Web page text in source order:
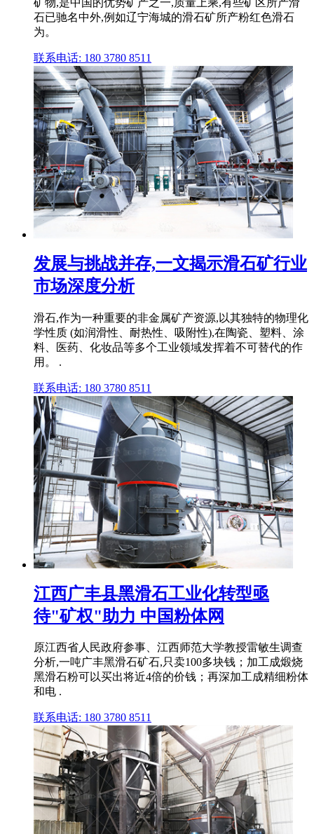
石已驰名中外,例如辽宁海城的滑石矿所产粉红色滑石
为。
联系电话: 180 3780 8511
发展与挑战并存,一文揭示滑石矿行业
市场深度分析
滑石,作为一种重要的非金属矿产资源,以其独特的物理化
学性质 (如润滑性、耐热性、吸附性),在陶瓷、塑料、涂
料、医药、化妆品等多个工业领域发挥着不可替代的作
用。 .
联系电话: 180 3780 8511
江西广丰县黑滑石工业化转型亟
待"矿权"助力 中国粉体网
原江西省人民政府参事、江西师范大学教授雷敏生调查
分析,一吨广丰黑滑石矿石,只卖100多块钱；加工成煅烧
黑滑石粉可以买出将近4倍的价钱；再深加工成精细粉体
和电 .
联系电话: 180 3780 8511